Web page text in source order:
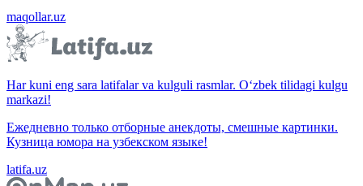
maqollar.uz
Har kuni eng sara latifalar va kulguli rasmlar. O‘zbek tilidagi kulgu
markazi!
Ежедневно только отборные анекдоты, смешные картинки.
Кузница юмора на узбекском языке!
latifa.uz